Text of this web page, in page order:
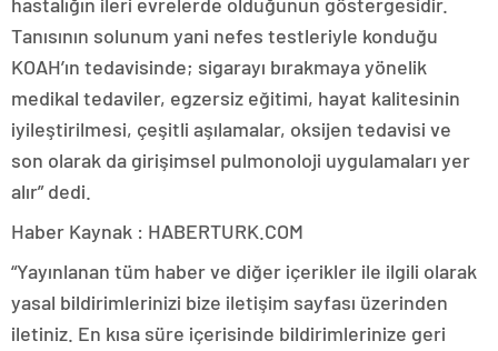
Tanısının solunum yani nefes testleriyle konduğu
KOAH’ın tedavisinde; sigarayı bırakmaya yönelik
medikal tedaviler, egzersiz eğitimi, hayat kalitesinin
iyileştirilmesi, çeşitli aşılamalar, oksijen tedavisi ve
son olarak da girişimsel pulmonoloji uygulamaları yer
alır” dedi.
Haber Kaynak : HABERTURK.COM
“Yayınlanan tüm haber ve diğer içerikler ile ilgili olarak
yasal bildirimlerinizi bize iletişim sayfası üzerinden
iletiniz. En kısa süre içerisinde bildirimlerinize geri